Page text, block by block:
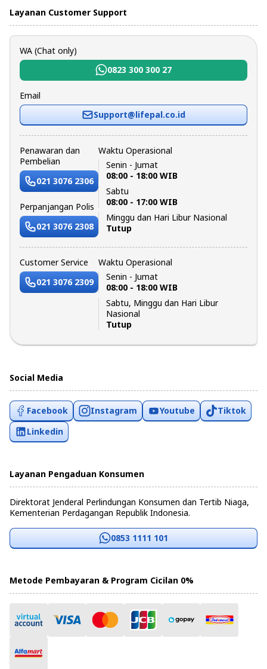
Layanan Customer Support
WA (Chat only)
0823 300 300 27
Email
Support@lifepal.co.id
Penawaran dan
Pembelian
021 3076 2306
Perpanjangan Polis
021 3076 2308
Waktu Operasional
Senin - Jumat
08:00 - 18:00 WIB
Sabtu
08:00 - 17:00 WIB
Minggu dan Hari Libur Nasional
Tutup
Customer Service
021 3076 2309
Waktu Operasional
Senin - Jumat
08:00 - 18:00 WIB
Sabtu, Minggu dan Hari Libur
Nasional
Tutup
Social Media
Facebook Instagram Youtube
Tiktok
Linkedin
Layanan Pengaduan Konsumen
Direktorat Jenderal Perlindungan Konsumen dan Tertib Niaga,
Kementerian Perdagangan Republik Indonesia.
0853 1111 101
Metode Pembayaran & Program Cicilan 0%